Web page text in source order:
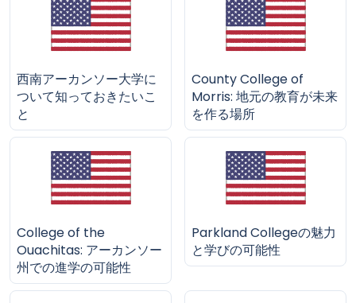
西南アーカンソー大学に
ついて知っておきたいこ
と
County College of
Morris: 地元の教育が未来
を作る場所
College of the
Ouachitas: アーカンソー
州での進学の可能性
Parkland Collegeの魅力
と学びの可能性